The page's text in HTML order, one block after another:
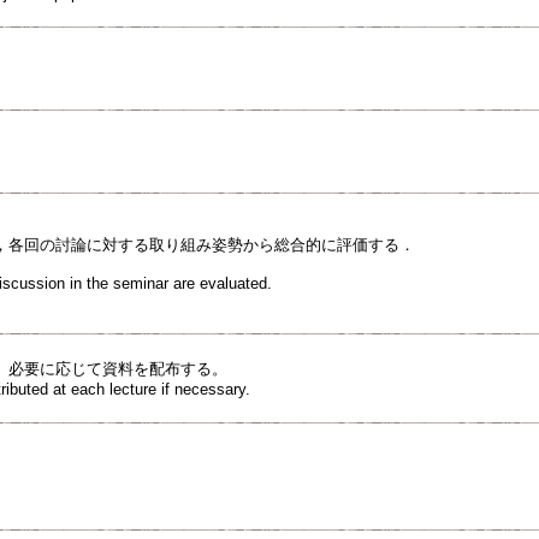
各回の討論に対する取り組み姿勢から総合的に評価する．
in the seminar are evaluated.
要に応じて資料を配布する。
at each lecture if necessary.